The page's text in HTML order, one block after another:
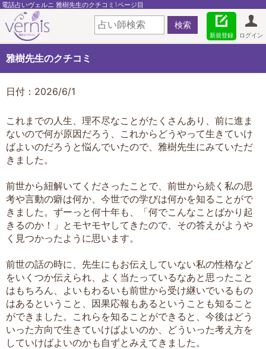
電話占いヴェルニ 雅樹先生のクチコミ1ページ目
ログイン
新規登録
雅樹先生のクチコミ
日付：2026/6/1
これまでの人生、理不尽なことがたくさんあり、前に進ま
ないので何が原因だろう、これからどうやって生きていけ
ばよいのだろうと悩んでいたので、雅樹先生にみていただ
きました。
前世から紐解いてくださったことで、前世から続く私の思
考や言動の癖は何か、今世での学びは何かを知ることがで
きました。ずーっと何十年も、「何でこんなことばかり起
きるのか！」とモヤモヤしてきたので、その答えがようや
く見つかったように思います。
前世の話の時に、先生にもお伝えしていない私の性格など
をいくつか伝えられ、よく当たっているなあと思ったこと
はもちろん、よいもわるいも前世から受け継いでいるもの
はあるということ、因果応報もあるということも知ること
ができました。これらを知ることができると、今後はどう
いった方向で生きていけばよいのか、どういった考え方を
していけばよいのかも自ずとみえてきました。